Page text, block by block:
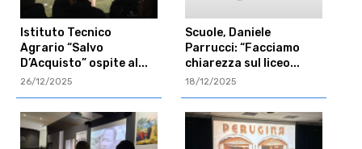
Istituto Tecnico
Agrario “Salvo
D’Acquisto” ospite al...
26/12/2025
Scuole, Daniele
Parrucci: “Facciamo
chiarezza sul liceo...
18/12/2025